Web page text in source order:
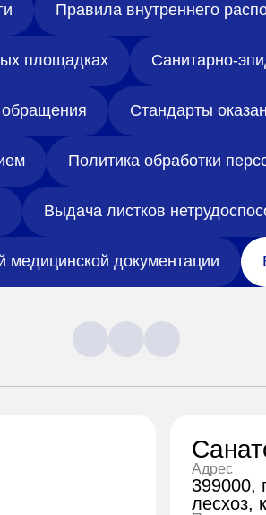
Правила внутреннего
площадках Санитарно-
обращения Стандарты
Политика обработки
Выдача листков
медицинской документации
Адрес
399000,
лесхоз,